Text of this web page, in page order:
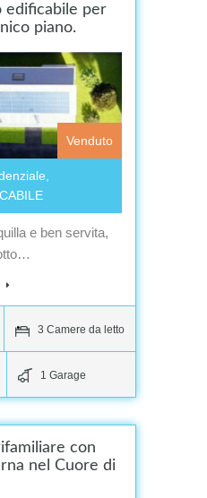
edificabile per
piano.
Venduto
e ben servita,
3 Camere da letto
1 Garage
con
nel Cuore di